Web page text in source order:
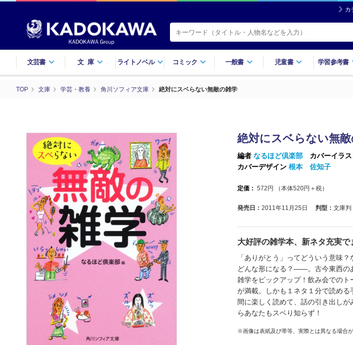
カ
文芸書 文庫 ライトノベル コミック 一般書 児童書 学習参考書
TOP 文庫 学芸・教養 角川ソフィア文庫 絶対にスベらない無敵の雑学
絶対にスベらない無
編者 なるほど倶楽部 カバーイラス
カバーデザイン 根本 佐知子
定価： 572 円 （本体520円＋税）
発売日： 2011年11月25日 判型： 文庫判
大好評の雑学本、新ネタ充実で
「ありがとう」ってどういう意味
どんな形になる？――。古今東西の
雑学をピックアップ！飲み会での
が満載。しかも１ネタ１分で読め
間に楽しく読めて、話の引き出し
らあなたもスベり知らず！
※画像は表紙及び帯等、実際とは異なる場合が